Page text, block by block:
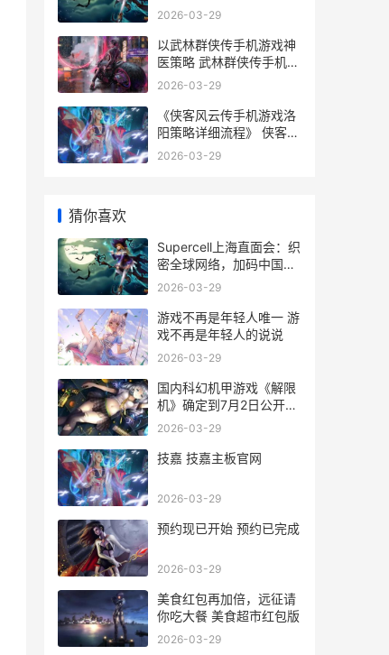
2026-03-29
以武林群侠传手机游戏神
医策略 武林群侠传手机版
(免费版)
2026-03-29
《侠客风云传手机游戏洛
阳策略详细流程》 侠客风
云传手游视频
2026-03-29
猜你喜欢
Supercell上海直面会：织
密全球网络，加码中国玩
家唯一尝试 supercell上
2026-03-29
游戏不再是年轻人唯一 游
戏不再是年轻人的说说
2026-03-29
国内科幻机甲游戏《解限
机》确定到7月2日公开测
试，登顶Steam国内游戏
游戏排名
2026-03-29
技嘉 技嘉主板官网
2026-03-29
预约现已开始 预约已完成
2026-03-29
美食红包再加倍，远征请
你吃大餐 美食超市红包版
2026-03-29